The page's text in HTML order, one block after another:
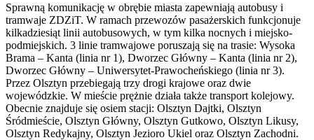
Sprawną komunikację w obrębie miasta zapewniają autobusy i
tramwaje ZDZiT. W ramach przewozów pasażerskich funkcjonuje
kilkadziesiąt linii autobusowych, w tym kilka nocnych i miejsko-
podmiejskich. 3 linie tramwajowe poruszają się na trasie: Wysoka
Brama – Kanta (linia nr 1), Dworzec Główny – Kanta (linia nr 2),
Dworzec Główny – Uniwersytet-Prawocheńskiego (linia nr 3).
Przez Olsztyn przebiegają trzy drogi krajowe oraz dwie
wojewódzkie. W mieście prężnie działa także transport kolejowy.
Obecnie znajduje się osiem stacji: Olsztyn Dajtki, Olsztyn
Śródmieście, Olsztyn Główny, Olsztyn Gutkowo, Olsztyn Likusy,
Olsztyn Redykajny, Olsztyn Jezioro Ukiel oraz Olsztyn Zachodni.